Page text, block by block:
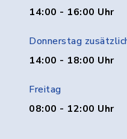
14:00 - 16:00 Uhr
Donnerstag
14:00 - 18:00 Uhr
Freitag
08:00 - 12:00 Uhr